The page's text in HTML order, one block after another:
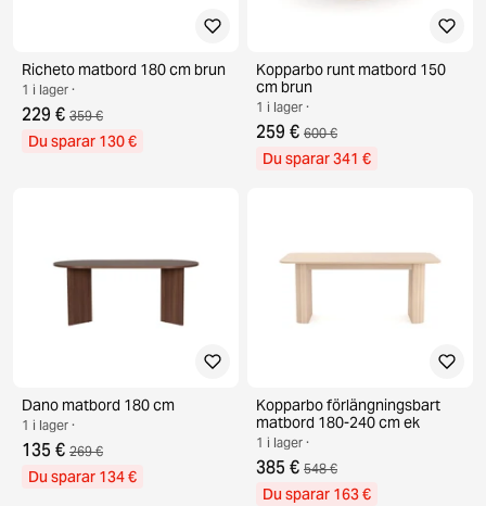
Richeto matbord 180 cm brun
1 i lager ·
229 € 359 €
Du sparar 130 €
Kopparbo runt matbord 150
cm brun
1 i lager ·
259 € 600 €
Du sparar 341 €
Dano matbord 180 cm
1 i lager ·
135 € 269 €
Du sparar 134 €
Kopparbo förlängningsbart
matbord 180-240 cm ek
1 i lager ·
385 € 548 €
Du sparar 163 €